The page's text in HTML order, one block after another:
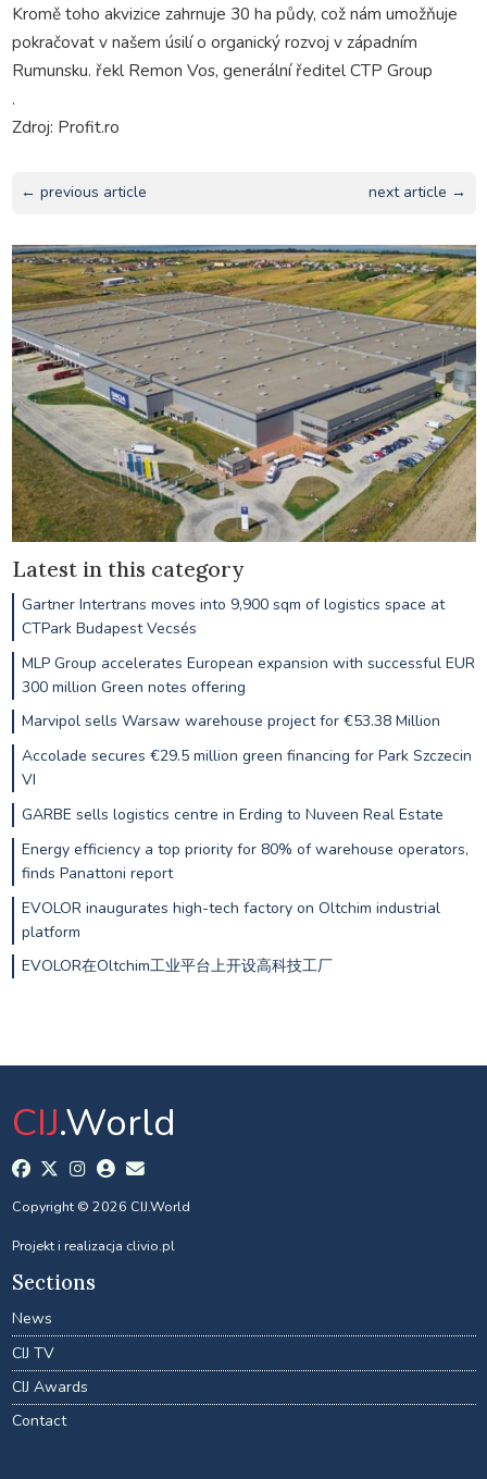
Kromě toho akvizice zahrnuje 30 ha půdy, což nám umožňuje
pokračovat v našem úsilí o organický rozvoj v západním
Rumunsku. řekl Remon Vos, generální ředitel CTP Group
.
Zdroj: Profit.ro
← previous article next article →
Latest in this category
Gartner Intertrans moves into 9,900 sqm of logistics space at
CTPark Budapest Vecsés
MLP Group accelerates European expansion with successful EUR
300 million Green notes offering
Marvipol sells Warsaw warehouse project for €53.38 Million
Accolade secures €29.5 million green financing for Park Szczecin
VI
GARBE sells logistics centre in Erding to Nuveen Real Estate
Energy efficiency a top priority for 80% of warehouse operators,
finds Panattoni report
EVOLOR inaugurates high-tech factory on Oltchim industrial
platform
EVOLOR在Oltchim工业平台上开设高科技工厂
CIJ.World
Copyright © 2026 CIJ.World
Projekt i realizacja clivio.pl
Sections
News
CIJ TV
CIJ Awards
Contact